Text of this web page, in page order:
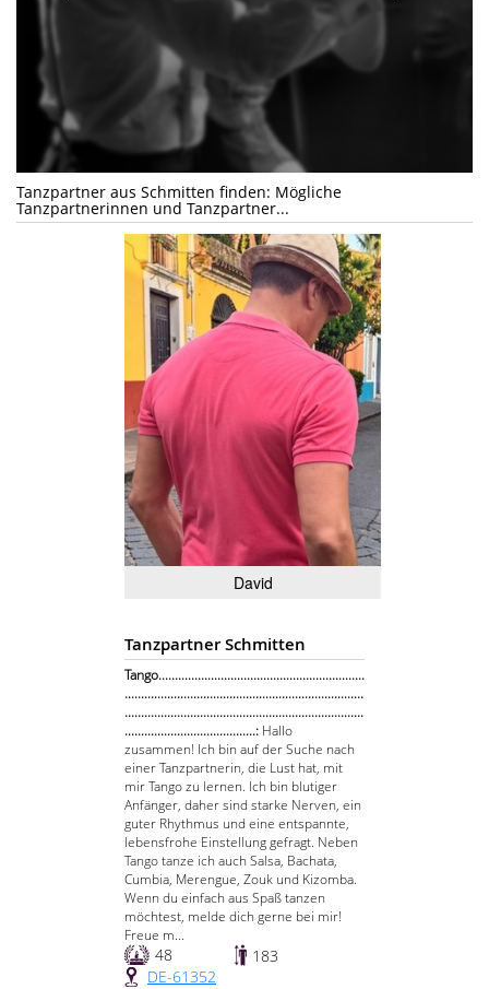
Tanzpartner aus Schmitten finden: Mögliche
Tanzpartnerinnen und Tanzpartner...
David
Tanzpartner Schmitten
Tango...............................................................
.........................................................................
.........................................................................
........................................: Hallo
zusammen! Ich bin auf der Suche nach
einer Tanzpartnerin, die Lust hat, mit
mir Tango zu lernen. Ich bin blutiger
Anfänger, daher sind starke Nerven, ein
guter Rhythmus und eine entspannte,
lebensfrohe Einstellung gefragt. Neben
Tango tanze ich auch Salsa, Bachata,
Cumbia, Merengue, Zouk und Kizomba.
Wenn du einfach aus Spaß tanzen
möchtest, melde dich gerne bei mir!
Freue m...
48
183
DE-61352